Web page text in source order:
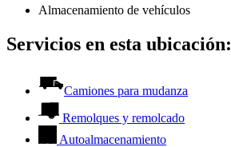
Almacenamiento de vehículos
Servicios en esta ubicación:
Camiones para mudanza
Remolques y remolcado
Autoalmacenamiento